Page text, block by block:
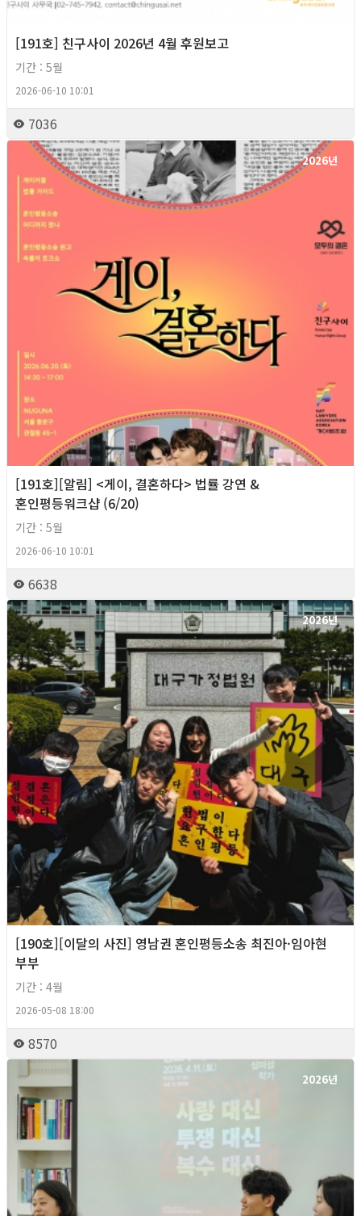
[191호] 친구사이 2026년 4월 후원보고
기간 : 5월
2026-06-10 10:01
7036
2026년
[191호][알림] <게이, 결혼하다> 법률 강연 &
혼인평등워크샵 (6/20)
기간 : 5월
2026-06-10 10:01
6638
2026년
[190호][이달의 사진] 영남권 혼인평등소송 최진아·임아현
부부
기간 : 4월
2026-05-08 18:00
8570
2026년